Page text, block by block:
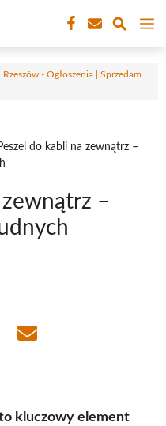
Rzeszów - Ogłoszenia | Sprzedam |
do kabli na zewnątrz –
–
Share
kluczowy element